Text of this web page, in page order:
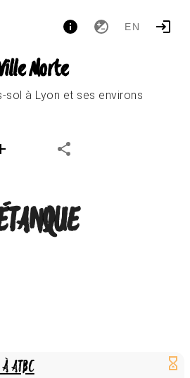
EN
Morte
sol à Lyon et ses environs
ATBC